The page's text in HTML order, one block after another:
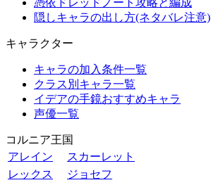
憑依ドレッドノート攻略と編成
隠しキャラの出し方(ネタバレ注意)
キャラクター
キャラの加入条件一覧
クラス別キャラ一覧
イデアの手鏡おすすめキャラ
声優一覧
コルニア王国
アレイン
スカーレット
レックス
ジョセフ